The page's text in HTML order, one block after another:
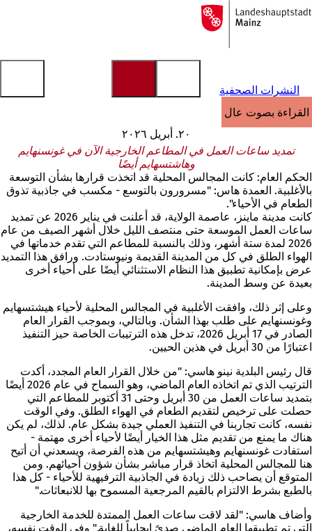
الانتقال إلى المحتوى
إلى
الصفحة
النشرات الصحفية
القراءة بصوت عالٍ
٢٠. أبريل ٢٠٢٦
تمديد ساعات العمل في المطاعم الخارجية الآن في غونسنهايم
وهاشتسهايم أيضًا
الحكم العام: كانت المجالس المحلية قد اتخذت قرارها بشأن التوسعة
بالأغلبية. العمدة هاس: "مسرورون بالتوسع - مكسب في جاذبية تذوق
الطعام في الأحياء".
كانت مدينة ماينز، عاصمة الولاية، قد أعلنت في يناير 2026 عن تمديد
ساعات العمل الموسعة حتى منتصف الليل خلال أشهر الصيف من عام
2026 لمدة ستة أشهر، وذلك بالنسبة للمطاعم التي تقدم خدماتها في
الهواء الطلق في كل من المدينة القديمة ونيوستادت. ورافق هذا التمديد
عرض بإمكانية تطبيق هذا النظام الاستثنائي أيضًا على أحياء أخرى
بعيدة عن وسط المدينة.
وعلى إثر ذلك، وافقت الأغلبية في المجالس المحلية لأحياء هيشتسهايم
وغونسنهايم على طلب بهذا الشأن. وبالتالي، وبموجب القرار العام
الصادر في 17 أبريل 2026، تدخل هذه الترتيبات الخاصة حيز التنفيذ
اعتبارًا من 30 أبريل في هذين الحيين.
قال رئيس البلدية نينو هاسي: "من خلال القرار العام المجدد، أكدت
الترتيب الذي تم اتخاذه العام الماضي، وهو السماح في عام 2026 أيضًا
بتمديد ساعات العمل من 30 أبريل وحتى 31 أكتوبر للمطاعم التي
حصلت على ترخيص لتقديم الطعام في الهواء الطلق. وفي الوقت
نفسه، كانت تجاربنا في التنفيذ العملي جيدة بشكل عام. لذلك، لم يكن
هناك ما يمنع من تقديم مثل هذا الخيار أيضًا لأحياء أخرى مهتمة -
استفادت غونسنهايم وهيشتسهايم من هذه الفرصة، ويسعدني أن أتيح
هنا للمجالس المحلية اتخاذ قرار مباشر بشأن شؤون أحيائهم. ومن
المتوقع أن يصاحب ذلك زيادة في الجاذبية الترفيهية للأحياء - كل هذا
بالطبع بشرط الالتزام بالقيم المرجعية المسموح بها للانبعاثات."
وأضاف هاسي: "لقد لاقت ساعات العمل الممتدة للخدمة الخارجية
التي تم تطبيقها العام الماضي صدىً إيجابياً للغاية." وفي الوقت نفسه،